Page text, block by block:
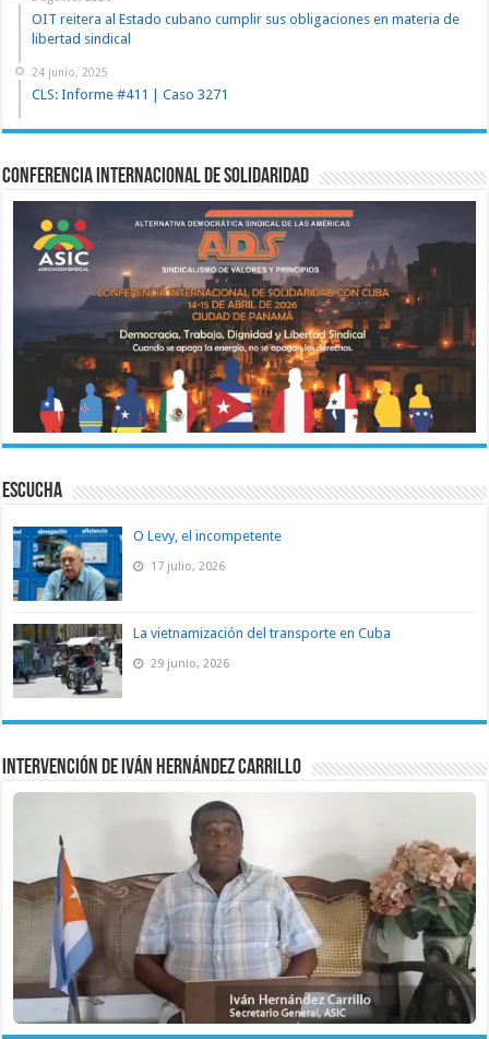
OIT reitera al Estado cubano cumplir sus obligaciones en materia de
libertad sindical
24 junio, 2025
CLS: Informe #411 | Caso 3271
Conferencia Internacional de Solidaridad
ESCUCHA
O Levy, el incompetente
17 julio, 2026
La vietnamización del transporte en Cuba
29 junio, 2026
Intervención de Iván Hernández Carrillo